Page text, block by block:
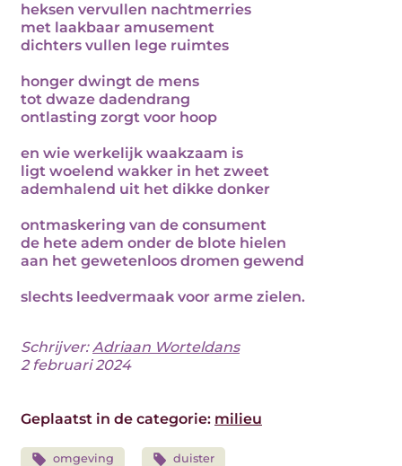
heksen vervullen nachtmerries
met laakbaar amusement
dichters vullen lege ruimtes
honger dwingt de mens
tot dwaze dadendrang
ontlasting zorgt voor hoop
en wie werkelijk waakzaam is
ligt woelend wakker in het zweet
ademhalend uit het dikke donker
ontmaskering van de consument
de hete adem onder de blote hielen
aan het gewetenloos dromen gewend
slechts leedvermaak voor arme zielen.
Schrijver:Adriaan Worteldans
2 februari 2024
Geplaatst in de categorie: milieu
omgeving duister